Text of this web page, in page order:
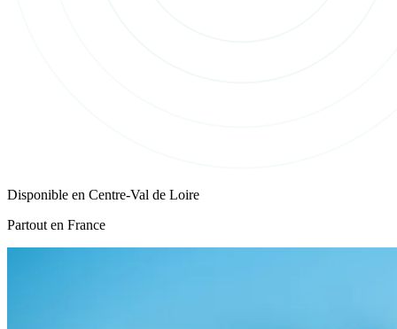
Disponible en Centre-Val de Loire
Partout en France